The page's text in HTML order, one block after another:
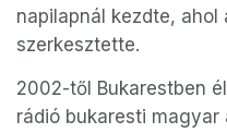
napilapnál kezdte,
szerkesztette.
2002-től Bukarestben
rádió bukaresti